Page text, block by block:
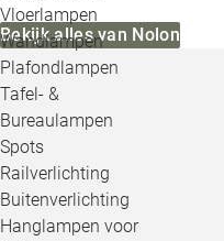
Vloerlampen
Wandlampen
Plafondlampen
Tafel- &
Bureaulampen
Spots
Railverlichting
Buitenverlichting
Hanglampen voor
Bekijk alles van Nolon